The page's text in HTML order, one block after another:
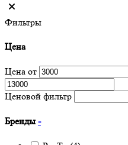
Фильтры
Цена
Цена от
Ценовой фильтр
Бренды -